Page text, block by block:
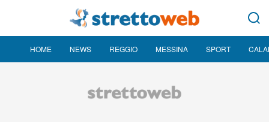
HOME NEWS REGGIO MESSINA SPORT